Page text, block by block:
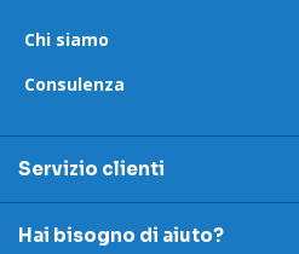
Chi siamo
Consulenza
Servizio clienti
Hai bisogno di aiuto?